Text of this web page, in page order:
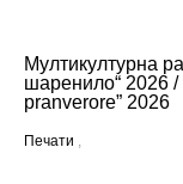
Mултикултурна
шаренило“ 2026
pranverore” 2026
Печати ,